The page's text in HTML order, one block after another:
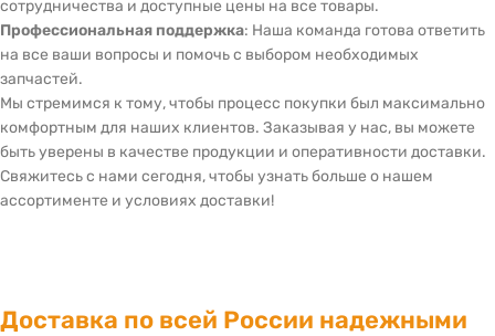
сотрудничества и доступные цены на все товары.
Профессиональная поддержка: Наша команда готова ответить
на все ваши вопросы и помочь с выбором необходимых
запчастей.
Мы стремимся к тому, чтобы процесс покупки был максимально
комфортным для наших клиентов. Заказывая у нас, вы можете
быть уверены в качестве продукции и оперативности доставки.
Свяжитесь с нами сегодня, чтобы узнать больше о нашем
ассортименте и условиях доставки!
Доставка по всей России надежными